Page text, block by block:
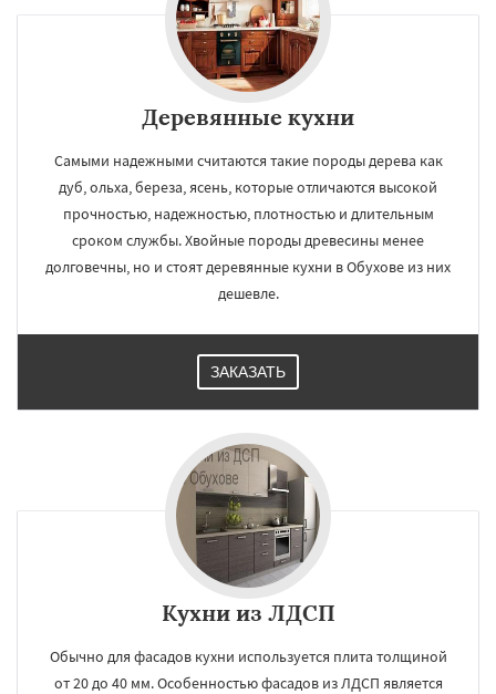
Деревянные кухни
Самыми надежными считаются такие породы дерева как
дуб, ольха, береза, ясень, которые отличаются высокой
прочностью, надежностью, плотностью и длительным
сроком службы. Хвойные породы древесины менее
долговечны, но и стоят деревянные кухни в Обухове из них
дешевле.
ЗАКАЗАТЬ
Кухни из ЛДСП
Обычно для фасадов кухни используется плита толщиной
от 20 до 40 мм. Особенностью фасадов из ЛДСП является